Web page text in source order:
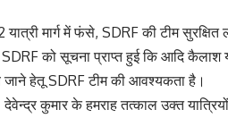
मार्ग में फंसे, SDRF की टीम सुरक्षित
को सूचना प्राप्त हुई कि आदि कैलाश
जाने हेतू SDRF टीम की आवश्यकता है।
कुमार के हमराह तत्काल उक्त